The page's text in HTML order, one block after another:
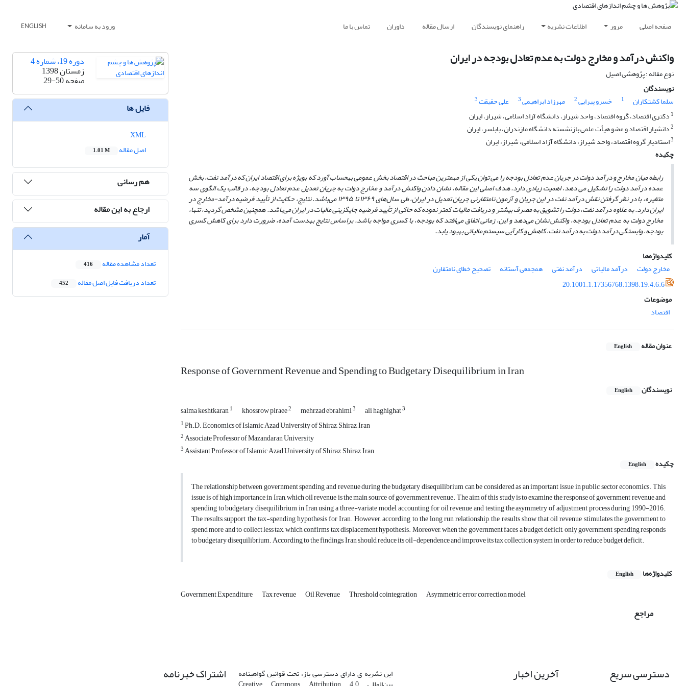
صفحه اصلی مرور اطلاعات نشریه راهنمای نویسندگان ارسال مقاله داوران تماس با ما ورود به سامانه ENGLISH
واکنش درآمد و مخارج دولت به عدم تعادل بودجه در ایران
نوع مقاله : پژوهشی اصیل
نویسندگان
سلما کشتکاران
1 خسرو پیرایی2 مهرزاد ابراهیمی3 علی حقیقت3
1 دکتری اقتصاد، گروه اقتصاد، واحد شیراز، دانشگاه آزاد اسلامی، شیراز، ایران
2دانشیار اقتصاد و عضو هیأت علمی بازنشسته دانشگاه مازندران، بابلسر، ایران
3استادیار گروه اقتصاد، واحد شیراز، دانشگاه آزاد اسلامی، شیراز، ایران
چکیده
رابطه میان مخارج و درآمد دولت در جریان عدم تعادل بودجه را می توان یکی از مهمترین مباحث در اقتصاد بخش عمومی به­حساب آورد که بویژه برای اقتصاد ایران که درآمد نفت، بخش
عمده درآمد دولت را تشکیل می دهد، اهمیت زیادی دارد. هدف اصلی این مقاله، نشان دادن واکنش درآمد و مخارج دولت به جریان تعدیل عدم تعادل بودجه، در قالب یک الگوی سه
متغیره، با در نظر گرفتن نقش درآمد نفت در این جریان و آزمون نامتقارنی جریان تعدیل در ایران، طی سال‌های ۱۳۶۹ تا ۱۳۹۵ می‌باشد. نتایج، حکایت از تأیید فرضیه درآمد-مخارج در
ایران دارد. به علاوه درآمد نفت، دولت را تشویق به مصرف بیشتر و دریافت مالیات کمتر نموده که حاکی از تأیید فرضیه جایگزینی مالیات در ایران می‌باشد. همچنین مشخص گردید، تنها،
مخارج دولت به عدم تعادل بودجه، واکنش نشان می‌دهد و این، زمانی اتفاق می‌افتد که بودجه، با کسری مواجه باشد. براساس نتایج به­دست آمده، ضرورت دارد برای کاهش کسری
بودجه، وابستگی درآمد دولت به درآمد نفت، کاهش و کارآیی سیستم مالیاتی بهبود یابد.
کلیدواژه‌ها
مخارج دولت
درآمد مالیاتی درآمد نفتی همجمعی آستانه
تصحیح خطای نامتقارن
20.1001.1.17356768.1398.19.4.6.6
موضوعات
اقتصاد
عنوان مقاله English
Response of Government Revenue and Spending to Budgetary Disequilibrium in Iran
نویسندگان English
salma keshtkaran1 khossrow piraee2 mehrzad ebrahimi3 ali haghighat3
1Ph.D. Economics of Islamic Azad University of Shiraz, Shiraz, Iran
2Associate Professor of Mazandaran University
3Assistant Professor of Islamic Azad University of Shiraz, Shiraz, Iran
چکیده
English
The relationship between government spending and revenue during the budgetary disequilibrium can be considered as an important issue in public sector economics. This
issue is of high importance in Iran, which oil revenue is the main source of government revenue. The aim of this study is to examine the response of government revenue and
spending to budgetary disequilibrium in Iran using a three-variate model, accounting for oil revenue and testing the asymmetry of adjustment process during 1990-2016.
The results support the tax-spending hypothesis for Iran. However, according to the long run relationship, the results show that oil revenue stimulates the government to
spend more and to collect less tax, which confirms tax displacement hypothesis.Moreover, when the government faces a budget deficit, only government spending responds
to budgetary disequilibrium. According to the findings, Iran should reduce its oil-dependence and improve its tax collection system in order to reduce budget deficit.
کلیدواژه‌ها English
Government Expenditure Tax revenue Oil Revenue Threshold cointegration Asymmetric error correction model
مراجع
دوره 19، شماره 4
زمستان 1398
صفحه29-50
فایل ها
اصل مقاله
1.01 M
هم رسانی
ارجاع به این مقاله
آمار
تعداد مشاهده مقاله 416
تعداد دریافت فایل اصل مقاله 452
دسترسی سریع آخرین اخبار این نشریه ی دارای دسترسی باز، تحت قوانین گواهینامه اشتراک خبرنامه